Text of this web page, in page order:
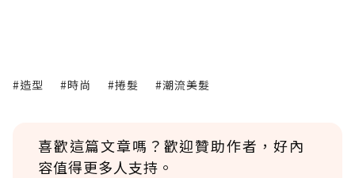
#造型 #時尚 #捲髮 #潮流美髮
喜歡這篇文章嗎？歡迎贊助作者，好內
容值得更多人支持。